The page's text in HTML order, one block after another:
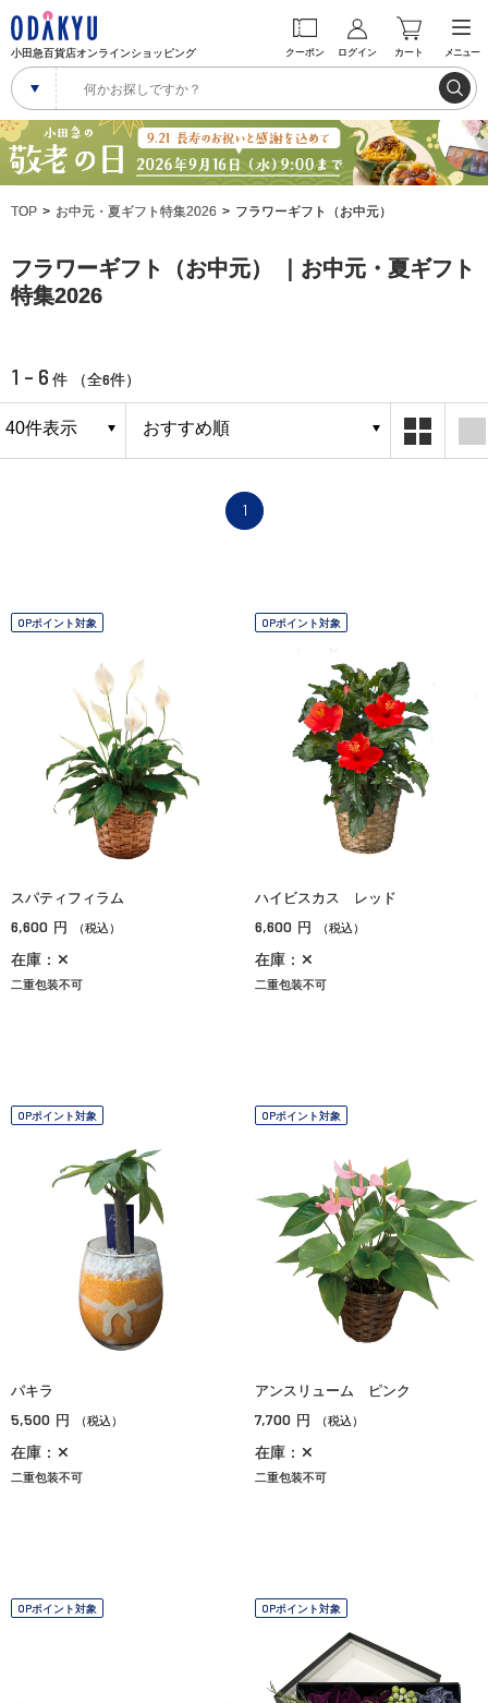
小田急百貨店オンラインショッピング クーポン ログイン カート メニュー
TOP お中元・夏ギフト特集2026 フラワーギフト（お中元）
フラワーギフト（お中元） ｜お中元・夏ギフト
特集2026
1 - 6 件 （全6件）
1
OPポイント対象
スパティフィラム
6,600 円 （税込）
在庫：✕
二重包装不可
OPポイント対象
ハイビスカス レッド
6,600 円 （税込）
在庫：✕
二重包装不可
OPポイント対象
パキラ
5,500 円 （税込）
在庫：✕
二重包装不可
OPポイント対象
アンスリューム ピンク
7,700 円 （税込）
在庫：✕
二重包装不可
OPポイント対象 OPポイント対象